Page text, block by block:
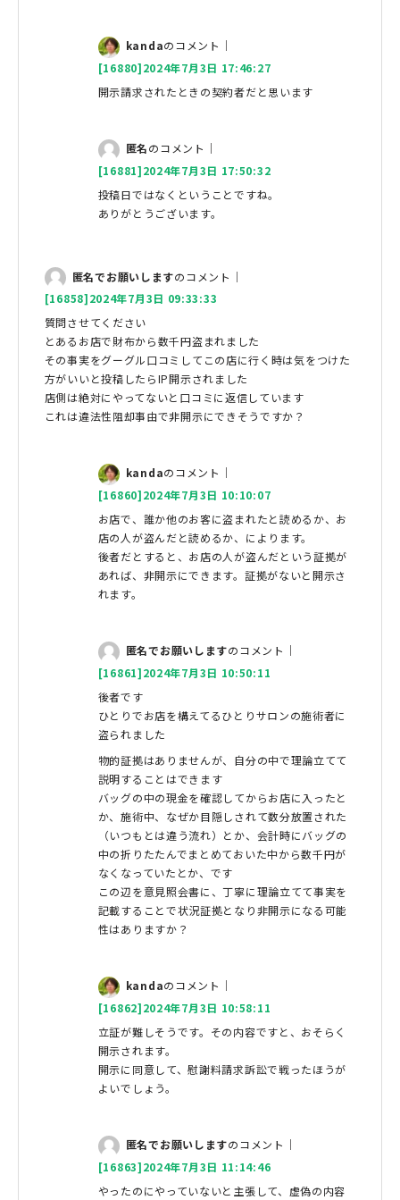
kandaのコメント｜
[16880]2024年7月3日 17:46:27
開示請求されたときの契約者だと思います
匿名のコメント｜
[16881]2024年7月3日 17:50:32
投稿日ではなくということですね。
ありがとうございます。
匿名でお願いしますのコメント｜
[16858]2024年7月3日 09:33:33
質問させてください
とあるお店で財布から数千円盗まれました
その事実をグーグル口コミしてこの店に行く時は気をつけた
方がいいと投稿したらIP開示されました
店側は絶対にやってないと口コミに返信しています
これは違法性阻却事由で非開示にできそうですか？
kandaのコメント｜
[16860]2024年7月3日 10:10:07
お店で、誰か他のお客に盗まれたと読めるか、お
店の人が盗んだと読めるか、によります。
後者だとすると、お店の人が盗んだという証拠が
あれば、非開示にできます。証拠がないと開示さ
れます。
匿名でお願いしますのコメント｜
[16861]2024年7月3日 10:50:11
後者です
ひとりでお店を構えてるひとりサロンの施術者に
盗られました
物的証拠はありませんが、自分の中で理論立てて
説明することはできます
バッグの中の現金を確認してからお店に入ったと
か、施術中、なぜか目隠しされて数分放置された
（いつもとは違う流れ）とか、会計時にバッグの
中の折りたたんでまとめておいた中から数千円が
なくなっていたとか、です
この辺を意見照会書に、丁寧に理論立てて事実を
記載することで状況証拠となり非開示になる可能
性はありますか？
kandaのコメント｜
[16862]2024年7月3日 10:58:11
立証が難しそうです。その内容ですと、おそらく
開示されます。
開示に同意して、慰謝料請求訴訟で戦ったほうが
よいでしょう。
匿名でお願いしますのコメント｜
[16863]2024年7月3日 11:14:46
やったのにやっていないと主張して、虚偽の内容